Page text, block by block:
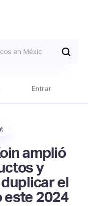
Entrar
amplió
y
el
este 2024